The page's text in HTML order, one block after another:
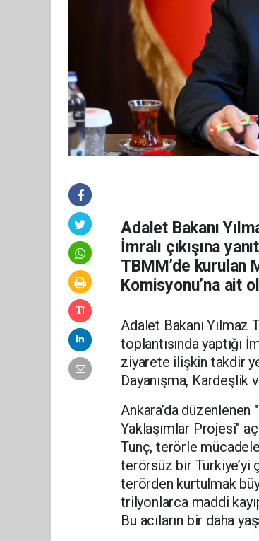
Adalet Bakanı
İmralı çıkışına
TBMM’de kurulan
Komisyonu’na ait
Adalet Bakanı Yılmaz
toplantısında yaptığı
ziyarete ilişkin takdir
Dayanışma, Kardeşlik
Ankara’da düzenlenen
Yaklaşımlar Projesi"
Tunç, terörle
terörsüz bir Türkiye’yi
terörden kurtulmak
trilyonlarca maddi
Bu acıların bir daha